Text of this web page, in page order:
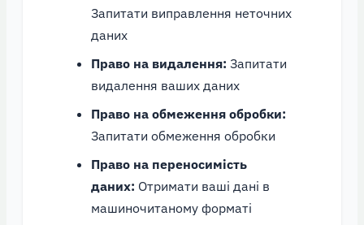
Запитати виправлення неточних
даних
Право на видалення: Запитати
видалення ваших даних
Право на обмеження обробки:
Запитати обмеження обробки
Право на переносимість
даних: Отримати ваші дані в
машиночитаному форматі